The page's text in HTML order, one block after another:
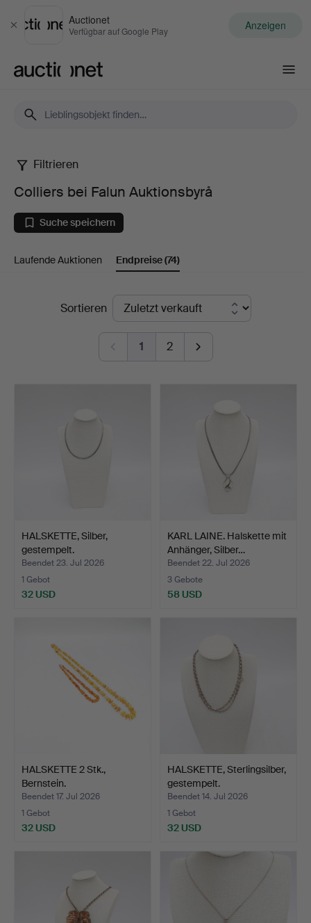
Schließen
Auctionet
Verfügbar auf Google Play Anzeigen
Colliers
bei
Falun
Auktionsbyrå
Filtrieren
Colliers bei Falun Auktionsbyrå
Suche speichern
Laufende Auktionen Endpreise(74)
EndpreiseSortieren
1 2
HALSKETTE, Silber,
gestempelt.
Beendet 23. Jul 2026
1 Gebot
32 USD
KARL LAINE. Halskette mit
Anhänger, Silber…
Beendet 22. Jul 2026
3 Gebote
58 USD
HALSKETTE 2 Stk.,
Bernstein.
Beendet 17. Jul 2026
1 Gebot
32 USD
HALSKETTE, Sterlingsilber,
gestempelt.
Beendet 14. Jul 2026
1 Gebot
32 USD